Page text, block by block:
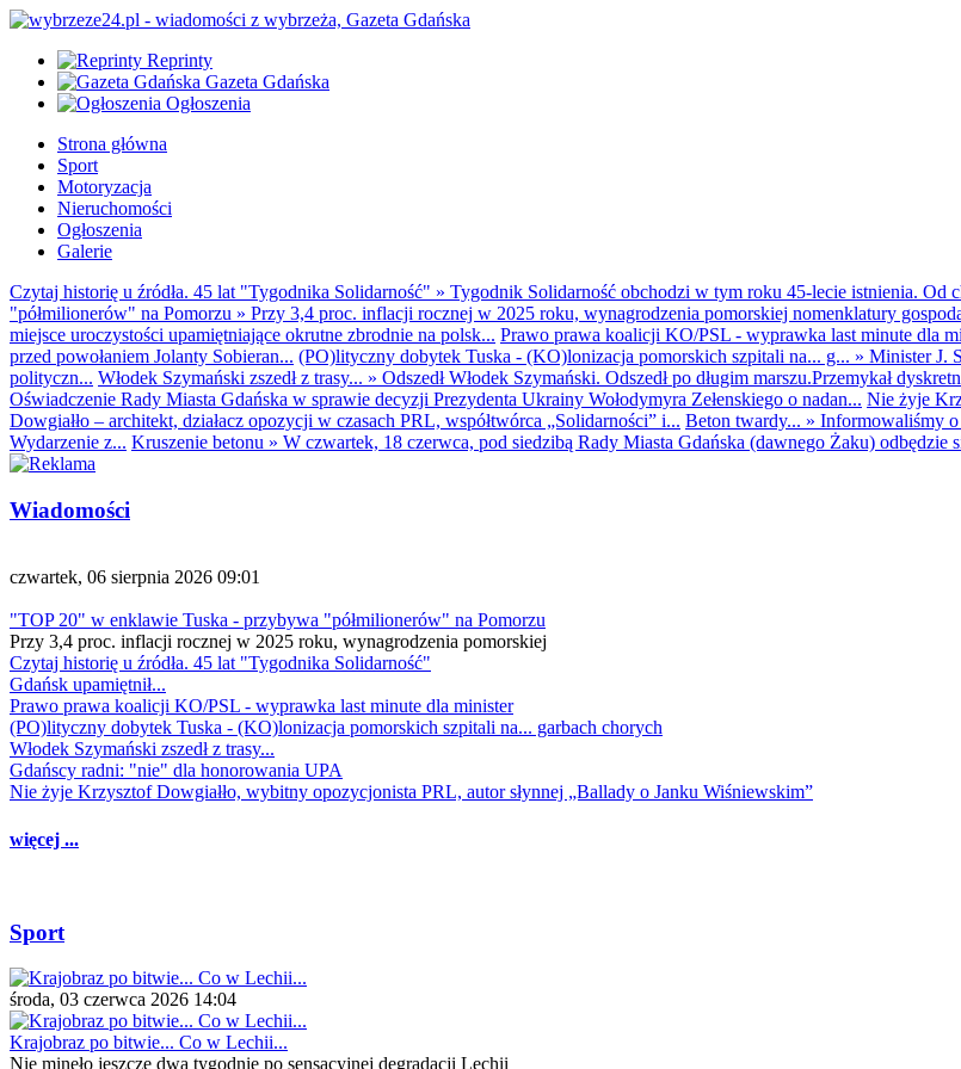
Reprinty
Gazeta Gdańska
Ogłoszenia
Strona główna
Sport
Motoryzacja
Nieruchomości
Ogłoszenia
Galerie
Czytaj historię u źródła. 45 lat "Tygodnika Solidarność" » Tygodnik Solidarność obchodzi w tym roku 45-lecie istnienia. Od
"półmilionerów" na Pomorzu » Przy 3,4 proc. inflacji rocznej w 2025 roku, wynagrodzenia pomorskiej nomenklatury
miejsce uroczystości upamiętniające okrutne zbrodnie na polsk... Prawo prawa koalicji KO/PSL - wyprawka last minute dla
przed powołaniem Jolanty Sobieran... (PO)lityczny dobytek Tuska - (KO)lonizacja pomorskich szpitali na... g... » Minister J.
polityczn... Włodek Szymański zszedł z trasy... » Odszedł Włodek Szymański. Odszedł po długim marszu.Przemykał
Oświadczenie Rady Miasta Gdańska w sprawie decyzji Prezydenta Ukrainy Wołodymyra Zełenskiego o nadan... Nie żyje
Dowgiałło – architekt, działacz opozycji w czasach PRL, współtwórca „Solidarności” i... Beton twardy... » Informowaliśmy
Wydarzenie z... Kruszenie betonu » W czwartek, 18 czerwca, pod siedzibą Rady Miasta Gdańska (dawnego Żaku) odbędzie
Wiadomości
czwartek, 06 sierpnia 2026 09:01
"TOP 20" w enklawie Tuska - przybywa "półmilionerów" na Pomorzu
Przy 3,4 proc. inflacji rocznej w 2025 roku, wynagrodzenia pomorskiej
Czytaj historię u źródła. 45 lat "Tygodnika Solidarność"
Gdańsk upamiętnił...
Prawo prawa koalicji KO/PSL - wyprawka last minute dla minister
(PO)lityczny dobytek Tuska - (KO)lonizacja pomorskich szpitali na... garbach chorych
Włodek Szymański zszedł z trasy...
Gdańscy radni: "nie" dla honorowania UPA
Nie żyje Krzysztof Dowgiałło, wybitny opozycjonista PRL, autor słynnej „Ballady o Janku Wiśniewskim”
więcej ...
Sport
środa, 03 czerwca 2026 14:04
Krajobraz po bitwie... Co w Lechii...
Nie minęło jeszcze dwa tygodnie po sensacyjnej degradacji Lechii